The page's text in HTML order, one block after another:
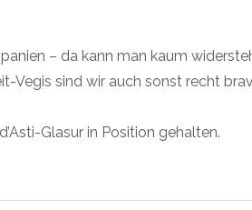
– da kann man kaum
Vegis sind wir auch sonst recht
Glasur in Position gehalten.